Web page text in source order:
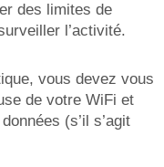
des limites de
l’activité.
vous devez vous
de votre WiFi et
(s’il s’agit